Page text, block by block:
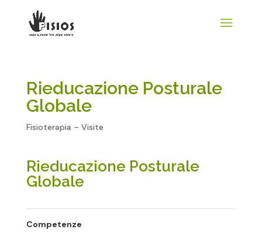
Rieducazione Posturale
Globale
Fisioterapia – Visite
Rieducazione Posturale
Globale
Competenze